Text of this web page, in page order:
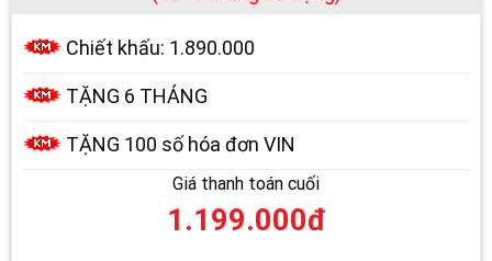
Chiết khấu: 1.890.000
TẶNG 6 THÁNG
TẶNG 100 số hóa đơn VIN
Giá thanh toán cuối
1.199.000đ